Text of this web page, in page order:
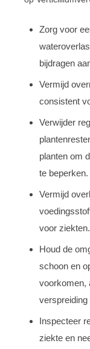
Zorg voor
bijdragen
Vermijd
consistent
Verwijder
planten om
te beperken.
Vermijd
voor ziekten.
Houd de
schoon en
voorkomen,
Inspecteer
ziekte en